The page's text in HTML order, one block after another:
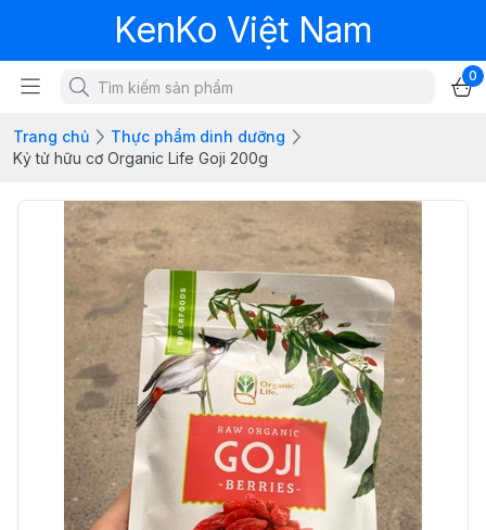
KenKo Việt Nam
0
Trang chủ
Thực phẩm dinh dưỡng
Kỷ tử hữu cơ Organic Life Goji 200g